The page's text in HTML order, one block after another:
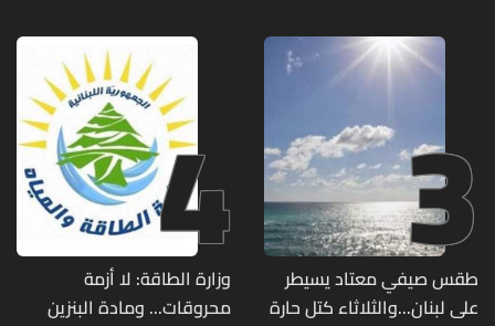
3
طقس صيفي معتاد يسيطر
على لبنان...والثلاثاء كتل حارة
4
وزارة الطاقة: لا أزمة
محروقات... ومادة البنزين